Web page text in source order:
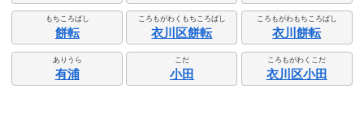
もちころばし
餅転
ころもがわくもちころばし
衣川区餅転
ころもがわもちころばし
衣川餅転
ありうら
有浦
こだ
小田
ころもがわくこだ
衣川区小田